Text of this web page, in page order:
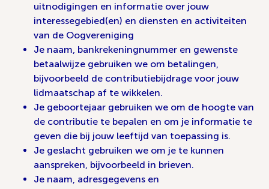
uitnodigingen en informatie over jouw
interessegebied(en) en diensten en activiteiten
van de Oogvereniging
Je naam, bankrekeningnummer en gewenste
betaalwijze gebruiken we om betalingen,
bijvoorbeeld de contributiebijdrage voor jouw
lidmaatschap af te wikkelen.
Je geboortejaar gebruiken we om de hoogte van
de contributie te bepalen en om je informatie te
geven die bij jouw leeftijd van toepassing is.
Je geslacht gebruiken we om je te kunnen
aanspreken, bijvoorbeeld in brieven.
Je naam, adresgegevens en